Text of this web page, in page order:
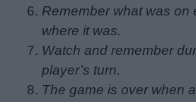
Disegni
colorare
Storie
Remember what was on
where it was.
Watch and remember
player’s turn.
The game is over when